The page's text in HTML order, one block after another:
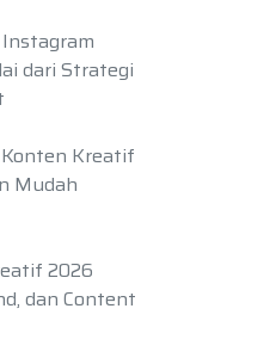
dari Strategi
Kreatif
Mudah
2026
dan Content